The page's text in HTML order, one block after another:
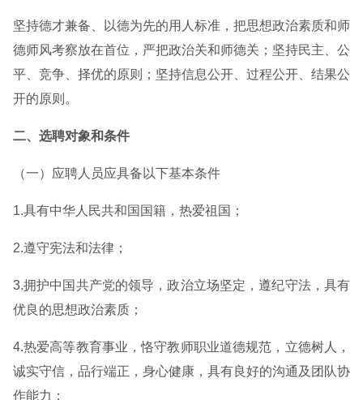
坚持德才兼备、以德为先的用人标准，把思想政治素质和师
德师风考察放在首位，严把政治关和师德关；坚持民主、公
平、竞争、择优的原则；坚持信息公开、过程公开、结果公
开的原则。
二、选聘对象和条件
（一）应聘人员应具备以下基本条件
1.具有中华人民共和国国籍，热爱祖国；
2.遵守宪法和法律；
3.拥护中国共产党的领导，政治立场坚定，遵纪守法，具有
优良的思想政治素质；
4.热爱高等教育事业，恪守教师职业道德规范，立德树人，
诚实守信，品行端正，身心健康，具有良好的沟通及团队协
作能力；